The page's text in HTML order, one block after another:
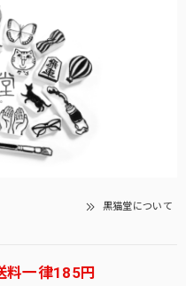
黒猫堂について
料一律185円